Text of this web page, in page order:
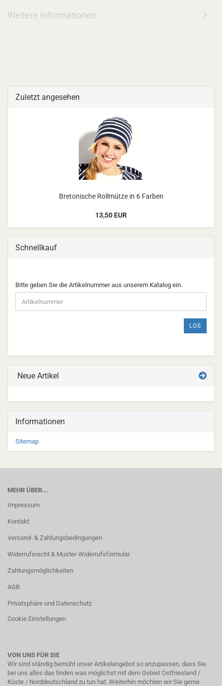
Weitere Informationen
Zuletzt angesehen
Bretonische Rollmütze in 6 Farben
13,50 EUR
Schnellkauf
BITTE
GEBEN
SIE
DIE
EIN.
Bitte geben Sie die Artikelnummer aus unserem Katalog ein.
LOS
Neue Artikel
Informationen
Sitemap
MEHR ÜBER...
Impressum
Kontakt
Versand- & Zahlungsbedingungen
Widerrufsrecht & Muster-Widerrufsformular
Zahlungsmöglichkeiten
AGB
Privatsphäre und Datenschutz
Cookie Einstellungen
VON UNS FÜR SIE
Wir sind ständig bemüht unser Artikelangebot so anzupassen, dass Sie
bei uns alles das finden was möglichst mit dem Gebiet Ostfriesland /
Küste / Norddeutschland zu tun hat. Weiterhin möchten wir Sie gerne